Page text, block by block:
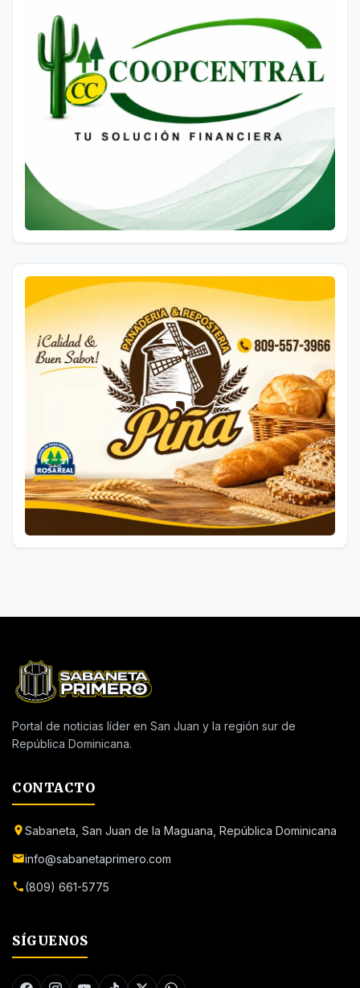
Portal de noticias líder en San Juan y la región sur de
República Dominicana.
CONTACTO
Sabaneta, San Juan de la Maguana, República Dominicana
info@sabanetaprimero.com
(809) 661-5775
SÍGUENOS